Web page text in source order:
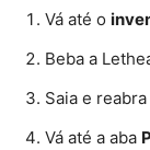
Vá até o
Beba a
Saia e
Vá até a aba